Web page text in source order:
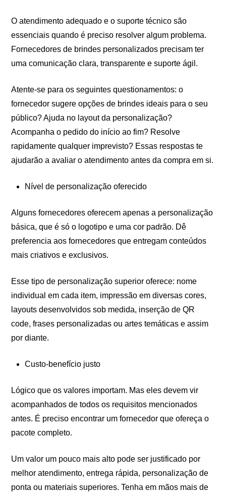
O atendimento adequado e o suporte técnico são
essenciais quando é preciso resolver algum problema.
Fornecedores de brindes personalizados precisam ter
uma comunicação clara, transparente e suporte ágil.
Atente-se para os seguintes questionamentos: o
fornecedor sugere opções de brindes ideais para o seu
público? Ajuda no layout da personalização?
Acompanha o pedido do início ao fim? Resolve
rapidamente qualquer imprevisto? Essas respostas te
ajudarão a avaliar o atendimento antes da compra em si.
Nível de personalização oferecido
Alguns fornecedores oferecem apenas a personalização
básica, que é só o logotipo e uma cor padrão. Dê
preferencia aos fornecedores que entregam conteúdos
mais criativos e exclusivos.
Esse tipo de personalização superior oferece: nome
individual em cada item, impressão em diversas cores,
layouts desenvolvidos sob medida, inserção de QR
code, frases personalizadas ou artes temáticas e assim
por diante.
Custo-benefício justo
Lógico que os valores importam. Mas eles devem vir
acompanhados de todos os requisitos mencionados
antes. É preciso encontrar um fornecedor que ofereça o
pacote completo.
Um valor um pouco mais alto pode ser justificado por
melhor atendimento, entrega rápida, personalização de
ponta ou materiais superiores. Tenha em mãos mais de